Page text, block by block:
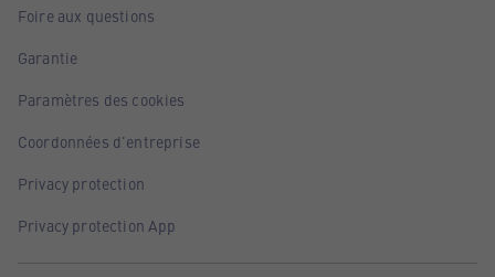
Foire aux questions
Garantie
Paramètres des cookies
Coordonnées d'entreprise
Privacy protection
Privacy protection App